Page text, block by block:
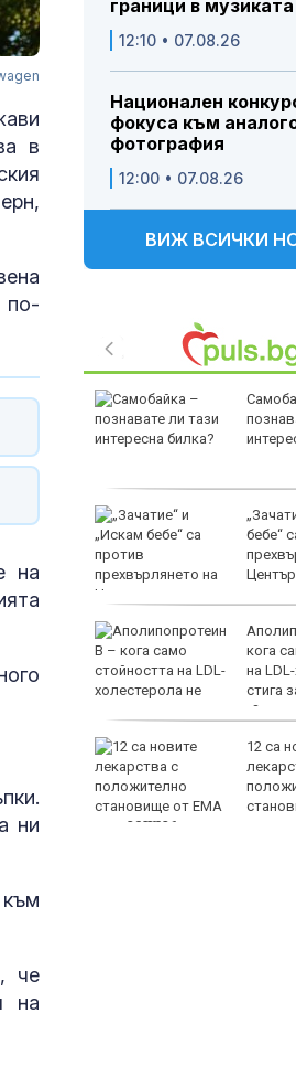
в
по-
на
ни
че
на
граници в музиката
12:10 • 07.08.26
Национален
фокуса към
фотография
12:00 • 07.08.26
ВИЖ ВСИЧКИ
и
си с
бебе“
асистирана репродукция
кога
на
стига
сърдечносъдовия риск?
12 са
юли 2026 г.